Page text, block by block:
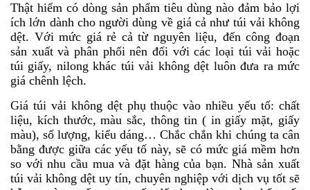
Thật hiếm có dòng sản phẩm tiêu dùng nào đảm bảo lợi
ích lớn dành cho người dùng về giá cả như túi vải không
dệt. Với mức giá rẻ cả từ nguyên liệu, đến công đoạn
sản xuất và phân phối nên đối với các loại túi vải hoặc
túi giấy, nilong khác túi vải không dệt luôn đưa ra mức
giá chênh lệch.
Giá túi vải không dệt phụ thuộc vào nhiều yếu tố: chất
liệu, kích thước, màu sắc, thông tin ( in giấy mặt, giấy
màu), số lượng, kiểu dáng… Chắc chắn khi chúng ta cân
bằng được giữa các yếu tố này, sẽ có mức giá mềm hơn
so với nhu cầu mua và đặt hàng của bạn. Nhà sản xuất
túi vải không dệt uy tín, chuyên nghiệp với dịch vụ tốt sẽ